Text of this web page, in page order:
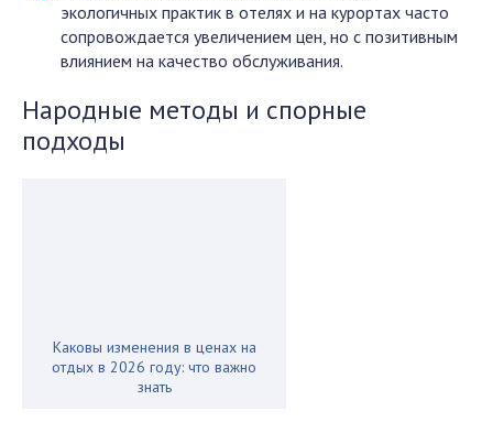
экологичных практик в отелях и на курортах часто
сопровождается увеличением цен, но с позитивным
влиянием на качество обслуживания.
Народные методы и спорные
подходы
Каковы изменения в ценах на
отдых в 2026 году: что важно
знать